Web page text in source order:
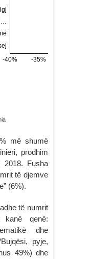
më shumë
prodhim
2018. Fusha
të djemve
(6%).
të numrit
qenë:
dhe
pyje,
49%) dhe